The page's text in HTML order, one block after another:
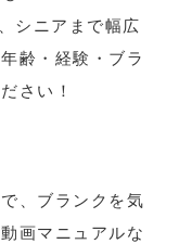
シニアまで幅広
齢・経験・ブラ
さい！
、ブランクを気
画マニュアルな